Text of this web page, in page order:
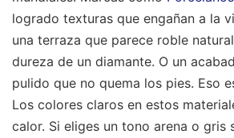
logrado texturas que engañan a la
una terraza que parece roble
dureza de un diamante. O un
pulido que no quema los pies. Eso
Los colores claros en estos
calor. Si eliges un tono arena o gris